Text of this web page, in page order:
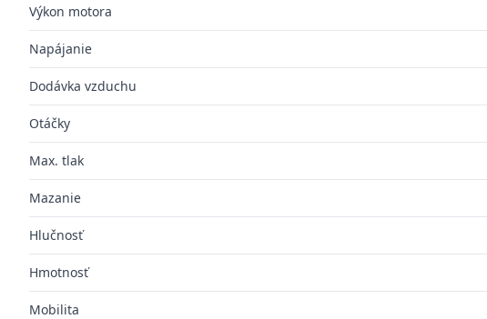
Výkon motora
Napájanie
Dodávka vzduchu
Otáčky
Max. tlak
Mazanie
Hlučnosť
Hmotnosť
Mobilita